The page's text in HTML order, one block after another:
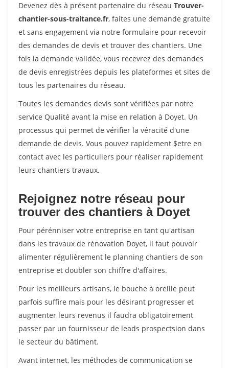
Devenez dès à présent partenaire du réseau Trouver-
chantier-sous-traitance.fr, faites une demande gratuite
et sans engagement via notre formulaire pour recevoir
des demandes de devis et trouver des chantiers. Une
fois la demande validée, vous recevrez des demandes
de devis enregistrées depuis les plateformes et sites de
tous les partenaires du réseau.
Toutes les demandes devis sont vérifiées par notre
service Qualité avant la mise en relation à Doyet. Un
processus qui permet de vérifier la véracité d'une
demande de devis. Vous pouvez rapidement $etre en
contact avec les particuliers pour réaliser rapidement
leurs chantiers travaux.
Rejoignez notre réseau pour
trouver des chantiers à Doyet
Pour pérénniser votre entreprise en tant qu'artisan
dans les travaux de rénovation Doyet, il faut pouvoir
alimenter régulièrement le planning chantiers de son
entreprise et doubler son chiffre d'affaires.
Pour les meilleurs artisans, le bouche à oreille peut
parfois suffire mais pour les désirant progresser et
augmenter leurs revenus il faudra obligatoirement
passer par un fournisseur de leads prospectsion dans
le secteur du bâtiment.
Avant internet, les méthodes de communication se